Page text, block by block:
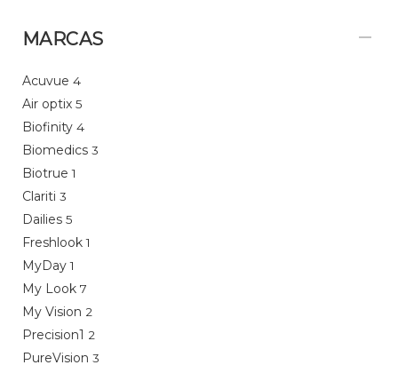
MARCAS
Acuvue 4
Air optix 5
Biofinity 4
Biomedics 3
Biotrue 1
Clariti 3
Dailies 5
Freshlook 1
MyDay 1
My Look 7
My Vision 2
Precision1 2
PureVision 3